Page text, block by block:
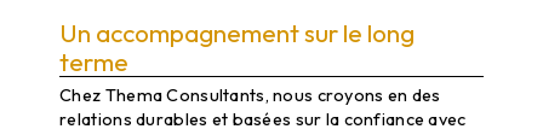
Un accompagnement sur le long
terme
Chez Thema Consultants, nous croyons en des
relations durables et basées sur la confiance avec